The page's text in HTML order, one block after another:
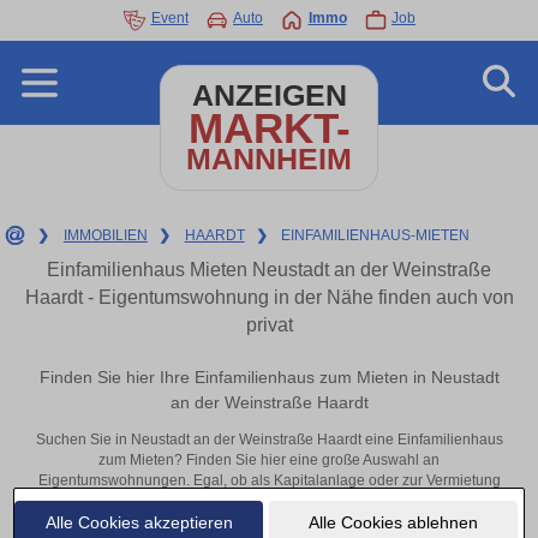
Alle Cookies akzeptieren Alle Cookies ablehnen
Event Auto Immo Job
ANZEIGEN
MARKT-
MANNHEIM
❯ IMMOBILIEN ❯ HAARDT ❯ EINFAMILIENHAUS-MIETEN
Einfamilienhaus Mieten Neustadt an der Weinstraße
Haardt - Eigentumswohnung in der Nähe finden auch von
privat
Finden Sie hier Ihre Einfamilienhaus zum Mieten in Neustadt
an der Weinstraße Haardt
Suchen Sie in Neustadt an der Weinstraße Haardt eine Einfamilienhaus
zum Mieten? Finden Sie hier eine große Auswahl an
Eigentumswohnungen. Egal, ob als Kapitalanlage oder zur Vermietung
– hier finden Sie Ihre Immobilie in Neustadt an der Weinstraße Haardt
oder in der Nähe.